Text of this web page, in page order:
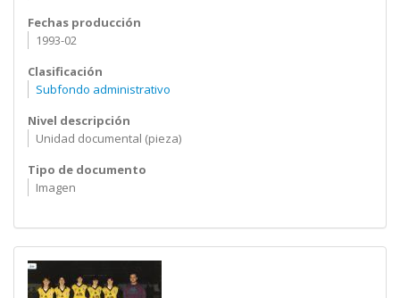
Fechas producción
1993-02
Clasificación
Subfondo administrativo
Nivel descripción
Unidad documental (pieza)
Tipo de documento
Imagen